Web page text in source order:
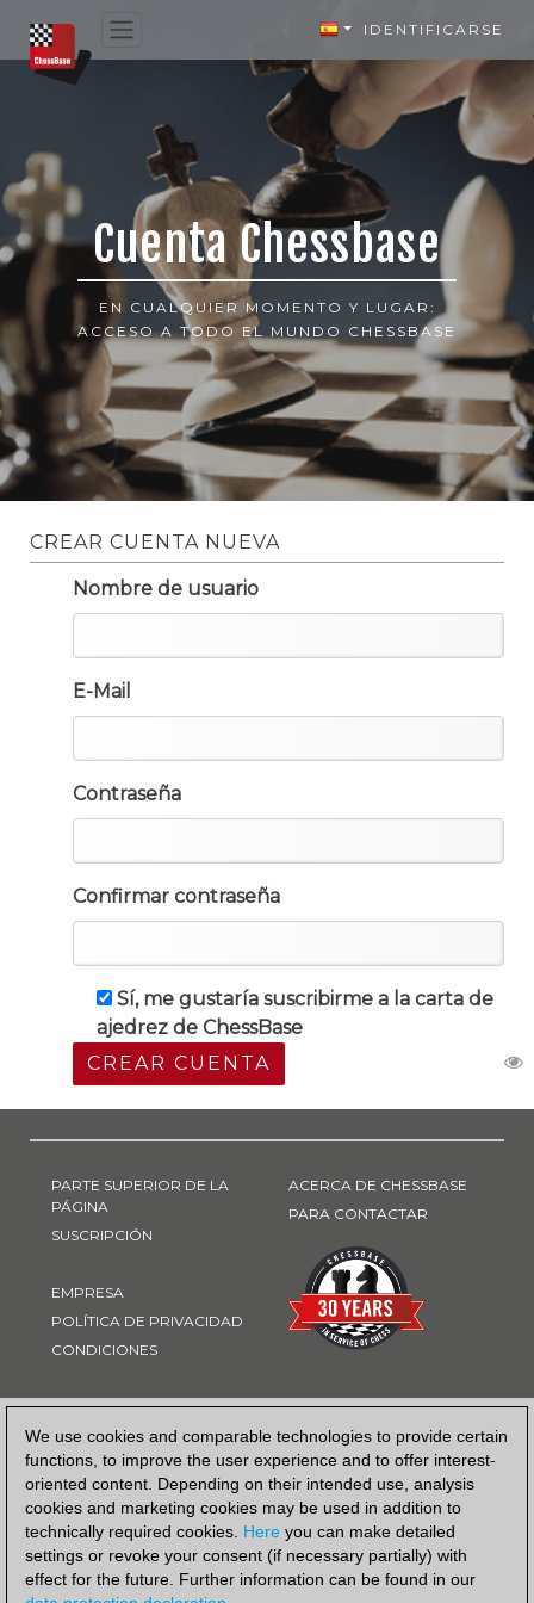
We use cookies and comparable technologies to provide certain
functions, to improve the user experience and to offer interest-
oriented content. Depending on their intended use, analysis
cookies and marketing cookies may be used in addition to
technically required cookies. Here you can make detailed
settings or revoke your consent (if necessary partially) with
effect for the future. Further information can be found in our
IDENTIFICARSE
Cuenta Chessbase
EN CUALQUIER MOMENTO Y LUGAR:
ACCESO A TODO EL MUNDO CHESSBASE
CREAR CUENTA NUEVA
Nombre de usuario
E-Mail
Contraseña
Confirmar contraseña
Sí, me gustaría suscribirme a la carta de
ajedrez de ChessBase
CREAR CUENTA
PARTE SUPERIOR DE LA
PÁGINA
SUSCRIPCIÓN
EMPRESA
POLÍTICA DE PRIVACIDAD
CONDICIONES
ACERCA DE CHESSBASE
PARA CONTACTAR
FORMA DE PAGO